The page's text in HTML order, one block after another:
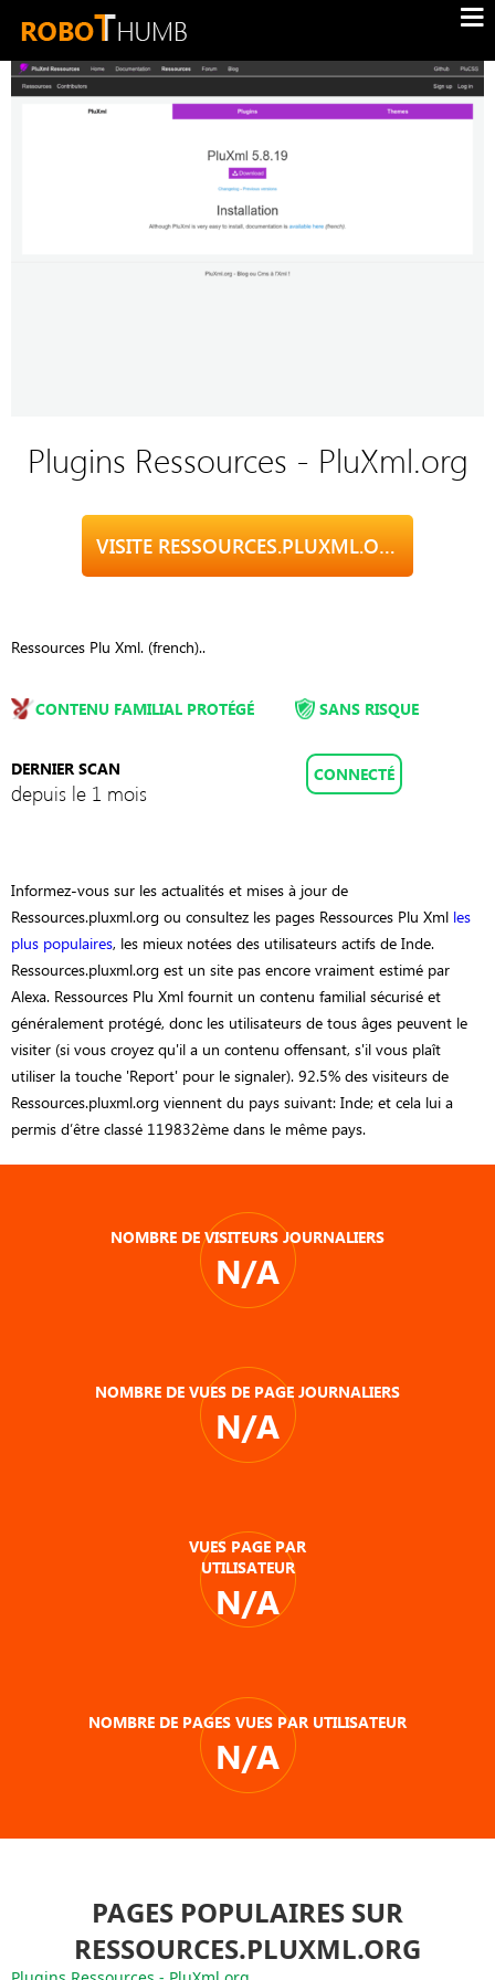
Plugins Ressources - PluXml.org
VISITE RESSOURCES.PLUXML.ORG
Ressources Plu Xml. (french)..
CONTENU FAMILIAL PROTÉGÉ
DERNIER SCAN
depuis le 1 mois
SANS RISQUE
CONNECTÉ
Informez-vous sur les actualités et mises à jour de
Ressources.pluxml.org ou consultez les pages Ressources Plu Xml les
plus populaires, les mieux notées des utilisateurs actifs de Inde.
Ressources.pluxml.org est un site pas encore vraiment estimé par
Alexa. Ressources Plu Xml fournit un contenu familial sécurisé et
généralement protégé, donc les utilisateurs de tous âges peuvent le
visiter (si vous croyez qu'il a un contenu offensant, s'il vous plaît
utiliser la touche 'Report' pour le signaler). 92.5% des visiteurs de
Ressources.pluxml.org viennent du pays suivant: Inde; et cela lui a
permis d’être classé 119832ème dans le même pays.
NOMBRE DE VISITEURS JOURNALIERS
N/A
NOMBRE DE VUES DE PAGE JOURNALIERS
N/A
VUES PAGE PAR
UTILISATEUR
N/A
NOMBRE DE PAGES VUES PAR UTILISATEUR
N/A
PAGES POPULAIRES SUR
RESSOURCES.PLUXML.ORG